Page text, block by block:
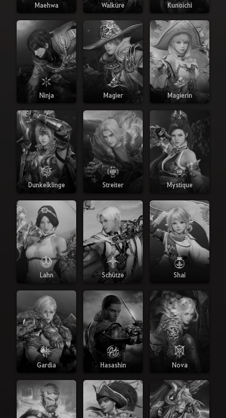
Maehwa Walküre Kunoichi
Ninja Magier Magierin
Dunkelklinge Streiter Mystique
Lahn Schütze Shai
Gardia Hasashin Nova